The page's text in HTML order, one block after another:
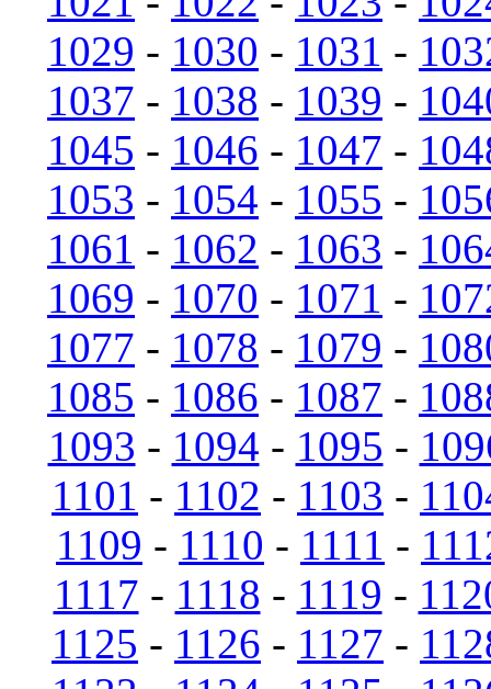
1029 - 1030 - 1031 -
1037 - 1038 - 1039 -
1045 - 1046 - 1047 -
1053 - 1054 - 1055 -
1061 - 1062 - 1063 -
1069 - 1070 - 1071 -
1077 - 1078 - 1079 -
1085 - 1086 - 1087 -
1093 - 1094 - 1095 -
1101 - 1102 - 1103 -
1109 - 1110 - 1111 -
1117 - 1118 - 1119 -
1125 - 1126 - 1127 -